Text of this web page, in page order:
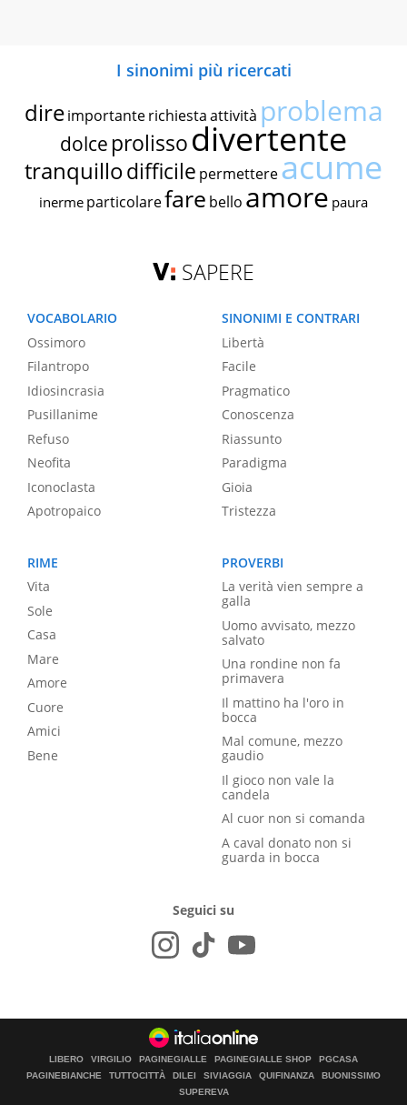
I sinonimi più ricercati
dire importante richiestaattività problema
dolce prolissodivertente
tranquillodifficile permettereacume
inerme particolarefare bello amore paura
SAPERE
VOCABOLARIO
Ossimoro
Filantropo
Idiosincrasia
Pusillanime
Refuso
Neofita
Iconoclasta
Apotropaico
SINONIMI E CONTRARI
Libertà
Facile
Pragmatico
Conoscenza
Riassunto
Paradigma
Gioia
Tristezza
RIME
Vita
Sole
Casa
Mare
Amore
Cuore
Amici
Bene
PROVERBI
La verità vien sempre a
galla
Uomo avvisato, mezzo
salvato
Una rondine non fa
primavera
Il mattino ha l'oro in
bocca
Mal comune, mezzo
gaudio
Il gioco non vale la
candela
Al cuor non si comanda
A caval donato non si
guarda in bocca
Seguici su
LIBERO VIRGILIO PAGINEGIALLE PAGINEGIALLE SHOP
PGCASA
PAGINEBIANCHE
TUTTOCITTÀ DILEI SIVIAGGIA QUIFINANZA
BUONISSIMO
SUPEREVA